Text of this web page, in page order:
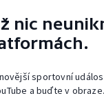
nic
sportovní
a buďte v obraze.